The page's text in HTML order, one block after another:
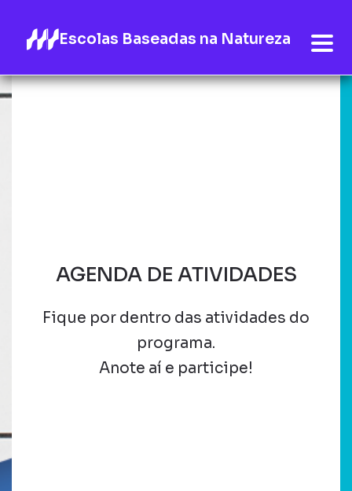
Escolas Baseadas na Natureza
AGENDA DE ATIVIDADES
Fique por dentro das atividades do
programa.
Anote aí e participe!